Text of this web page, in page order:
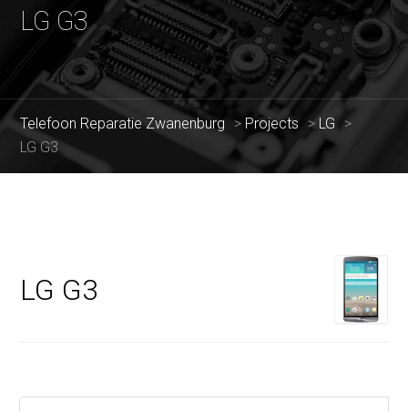
LG G3
Telefoon Reparatie Zwanenburg > Projects > LG
>
LG G3
LG G3